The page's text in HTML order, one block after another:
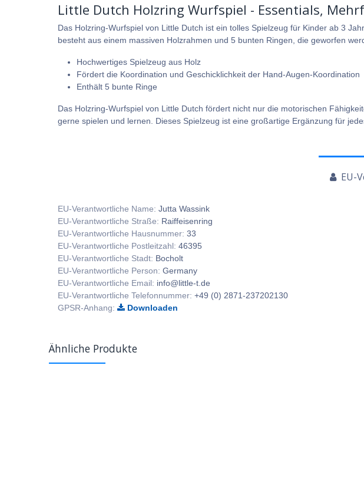
Little Dutch Holzring Wurfspiel - Essentials,
Das Holzring-Wurfspiel von Little Dutch ist ein tolles Spielzeug für Kinder ab 3
besteht aus einem massiven Holzrahmen und 5 bunten Ringen, die geworfen
Hochwertiges Spielzeug aus Holz
Fördert die Koordination und Geschicklichkeit der Hand-Augen-Koordination
Enthält 5 bunte Ringe
Das Holzring-Wurfspiel von Little Dutch fördert nicht nur die motorischen
gerne spielen und lernen. Dieses Spielzeug ist eine großartige Ergänzung für
EU-
EU-Verantwortliche Name: Jutta Wassink
EU-Verantwortliche Straße: Raiffeisenring
EU-Verantwortliche Hausnummer: 33
EU-Verantwortliche Postleitzahl: 46395
EU-Verantwortliche Stadt: Bocholt
EU-Verantwortliche Person: Germany
EU-Verantwortliche Email: info@little-t.de
EU-Verantwortliche Telefonnummer: +49 (0) 2871-237202130
GPSR-Anhang:
Downloaden
Ähnliche Produkte